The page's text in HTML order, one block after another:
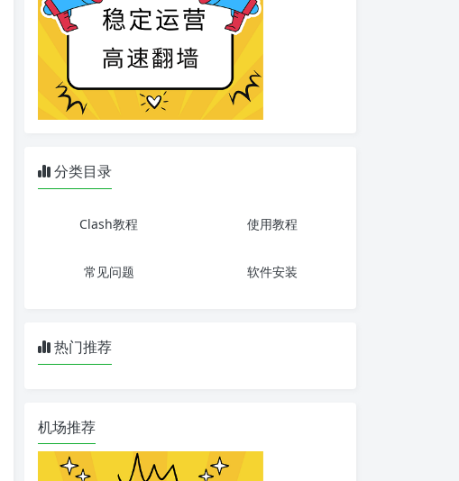
分类目录
Clash教程 使用教程
常见问题 软件安装
热门推荐
机场推荐